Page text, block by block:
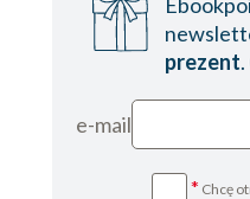
prezent
e-mail
* Chcę